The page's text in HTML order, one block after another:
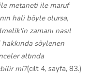
metaneti ile maruf
hali böyle olursa,
zamanı nasıl
söylenen
altında
mi?(cilt 4, sayfa, 83.)